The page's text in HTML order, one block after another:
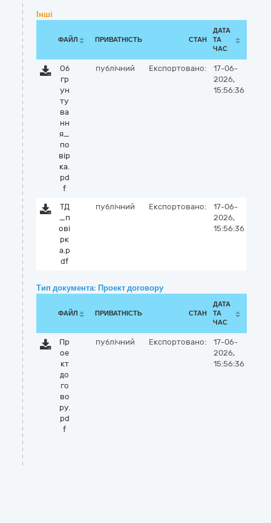
Інші
ФАЙЛ ПРИВАТНІСТЬ СТАН
ДАТА
ТА
ЧАС
Об
гр
ун
ту
ва
нн
я_
по
вір
ка.
pd
f
публічний Експортовано:
17-06-
2026,
15:56:36
ТД
_п
ові
рк
а.p
df
публічний Експортовано:
17-06-
2026,
15:56:36
Тип документа: Проект договору
ФАЙЛ ПРИВАТНІСТЬ СТАН
ДАТА
ТА
ЧАС
Пр
ое
кт
до
го
во
ру.
pd
f
публічний Експортовано:
17-06-
2026,
15:56:36